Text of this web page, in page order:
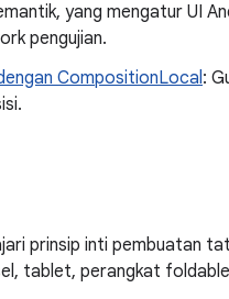
yang mengatur UI
pengujian.
CompositionLocal:
prinsip inti pembuatan
tablet, perangkat